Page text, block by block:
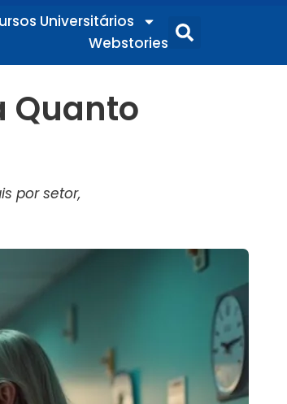
Universitários
Webstories
Quanto
por setor,